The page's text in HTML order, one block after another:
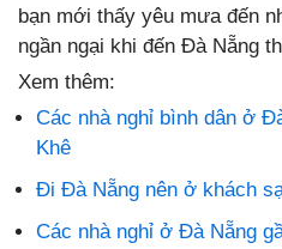
bạn mới thấy yêu mưa đến
ngần ngại khi đến Đà Nẵng
Xem thêm:
Các nhà nghỉ bình dân ở
Khê
Đi Đà Nẵng nên ở khách
Các nhà nghỉ ở Đà Nẵng